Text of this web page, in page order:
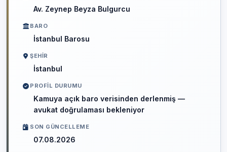
Av. Zeynep Beyza Bulgurcu
BARO
İstanbul Barosu
ŞEHIR
İstanbul
PROFIL DURUMU
Kamuya açık baro verisinden derlenmiş —
avukat doğrulaması bekleniyor
SON GÜNCELLEME
07.08.2026